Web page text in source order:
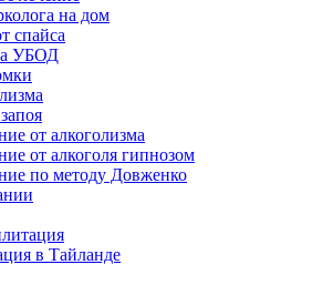
на дом
спайса
УБОД
от алкоголизма
от алкоголя гипнозом
по методу Довженко
в Тайланде